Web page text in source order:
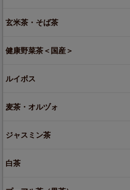
玄米茶・そば茶
健康野菜茶＜国産＞
ルイボス
麦茶・オルヅォ
ジャスミン茶
白茶